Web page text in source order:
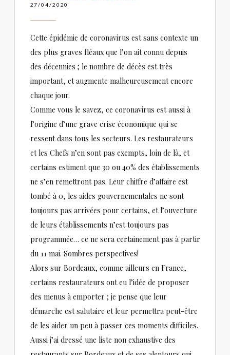
27/04/2020
Cette épidémie de coronavirus est sans contexte un
des plus graves fléaux que l’on ait connu depuis
des décennies ; le nombre de décès est très
important, et augmente malheureusement encore
chaque jour.
Comme vous le savez, ce coronavirus est aussi à
l’origine d’une grave crise économique qui se
ressent dans tous les secteurs. Les restaurateurs
et les Chefs n’en sont pas exempts, loin de là, et
certains estiment que 30 ou 40% des établissements
ne s’en remettront pas. Leur chiffre d’affaire est
tombé à 0, les aides gouvernementales ne sont
toujours pas arrivées pour certains, et l’ouverture
de leurs établissements n’est toujours pas
programmée… ce ne sera certainement pas à partir
du 11 mai. Sombres perspectives!
Alors sur Bordeaux, comme ailleurs en France,
certains restaurateurs ont eu l’idée de proposer
des menus à emporter ; je pense que leur
démarche est salutaire et leur permettra peut-être
de les aider un peu à passer ces moments difficiles.
Aussi j’ai dressé une liste non exhaustive des